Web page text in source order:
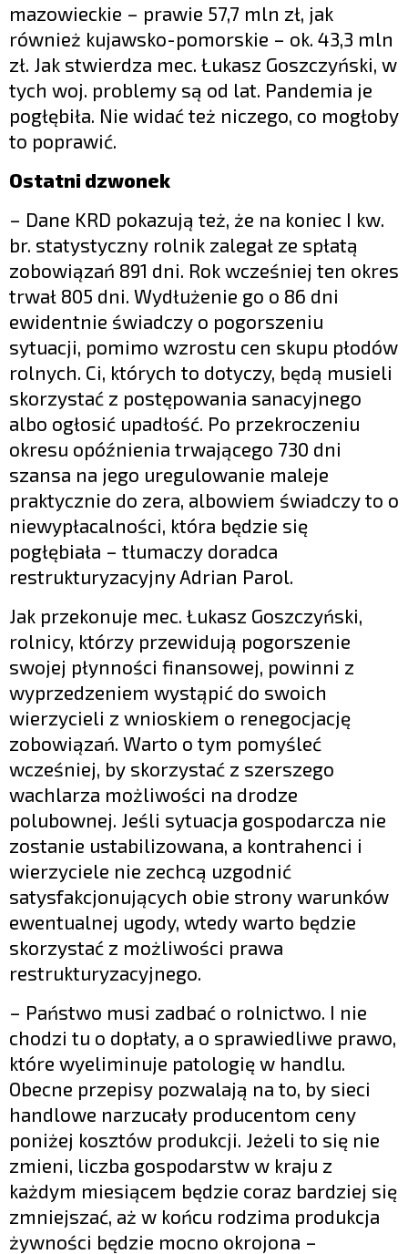
mazowieckie – prawie 57,7 mln zł, jak
również kujawsko-pomorskie – ok. 43,3 mln
zł. Jak stwierdza mec. Łukasz Goszczyński, w
tych woj. problemy są od lat. Pandemia je
pogłębiła. Nie widać też niczego, co mogłoby
to poprawić.
Ostatni dzwonek
– Dane KRD pokazują też, że na koniec I kw.
br. statystyczny rolnik zalegał ze spłatą
zobowiązań 891 dni. Rok wcześniej ten okres
trwał 805 dni. Wydłużenie go o 86 dni
ewidentnie świadczy o pogorszeniu
sytuacji, pomimo wzrostu cen skupu płodów
rolnych. Ci, których to dotyczy, będą musieli
skorzystać z postępowania sanacyjnego
albo ogłosić upadłość. Po przekroczeniu
okresu opóźnienia trwającego 730 dni
szansa na jego uregulowanie maleje
praktycznie do zera, albowiem świadczy to o
niewypłacalności, która będzie się
pogłębiała – tłumaczy doradca
restrukturyzacyjny Adrian Parol.
Jak przekonuje mec. Łukasz Goszczyński,
rolnicy, którzy przewidują pogorszenie
swojej płynności finansowej, powinni z
wyprzedzeniem wystąpić do swoich
wierzycieli z wnioskiem o renegocjację
zobowiązań. Warto o tym pomyśleć
wcześniej, by skorzystać z szerszego
wachlarza możliwości na drodze
polubownej. Jeśli sytuacja gospodarcza nie
zostanie ustabilizowana, a kontrahenci i
wierzyciele nie zechcą uzgodnić
satysfakcjonujących obie strony warunków
ewentualnej ugody, wtedy warto będzie
skorzystać z możliwości prawa
restrukturyzacyjnego.
– Państwo musi zadbać o rolnictwo. I nie
chodzi tu o dopłaty, a o sprawiedliwe prawo,
które wyeliminuje patologię w handlu.
Obecne przepisy pozwalają na to, by sieci
handlowe narzucały producentom ceny
poniżej kosztów produkcji. Jeżeli to się nie
zmieni, liczba gospodarstw w kraju z
każdym miesiącem będzie coraz bardziej się
zmniejszać, aż w końcu rodzima produkcja
żywności będzie mocno okrojona –